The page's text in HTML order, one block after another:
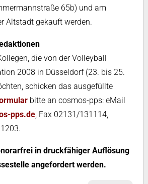
65b) und am
Altstadt gekauft werden.
die von der Volleyball
2008 in Düsseldorf (23. bis 25.
schicken das ausgefüllte
bitte an cosmos-pps: eMail
pps.de , Fax 02131/131114,
in druckfähiger Auflösung
angefordert werden.